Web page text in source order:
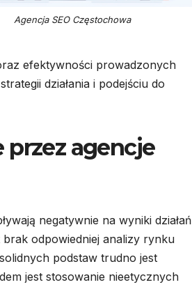
Agencja SEO Częstochowa
efektywności prowadzonych
działania i podejściu do
przez agencje
negatywnie na wyniki działań
odpowiedniej analizy rynku
podstaw trudno jest
jest stosowanie nieetycznych